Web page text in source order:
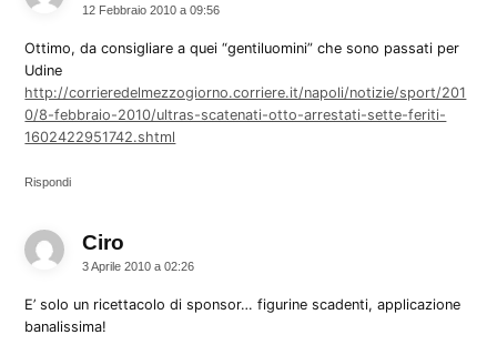
12 Febbraio 2010 a 09:56
Ottimo, da consigliare a quei “gentiluomini” che sono passati per
Udine
http://corrieredelmezzogiorno.corriere.it/napoli/notizie/sport/201
0/8-febbraio-2010/ultras-scatenati-otto-arrestati-sette-feriti-
1602422951742.shtml
Rispondi
Ciro
3 Aprile 2010 a 02:26
E’ solo un ricettacolo di sponsor… figurine scadenti, applicazione
banalissima!